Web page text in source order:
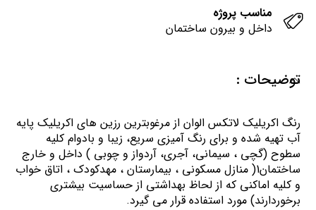
مناسب پروژه
داخل و بیرون ساختمان
توضیحات :
رنگ اكريليك لاتكس الوان از مرغوبترين رزين هاي اكريليك پايه
آب تهيه شده و برای رنگ آمیزی سریع، زیبا و بادوام کلیه
سطوح (گچی ، سیمانی، آجری، آردواز و چوبی ) داخل و خارج
ساختمان1( منازل مسكوني ، بيمارستان ، مهدكودك ، اتاق خواب
و كليه اماكني كه از لحاظ بهداشتي از حساسيت بيشتري
برخوردارند) مورد استفاده قرار می گیرد.